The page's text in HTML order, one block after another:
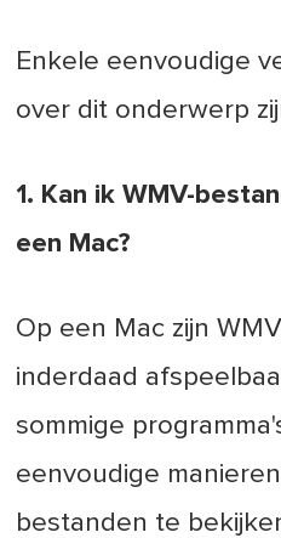
Enkele eenvoudige
over dit onderwerp
1. Kan ik WMV-
een Mac?
Op een Mac zijn
inderdaad
sommige
eenvoudige
bestanden te